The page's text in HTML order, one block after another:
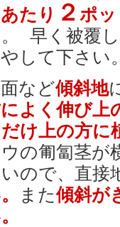
たり ２ ポ
早く被覆
して下さい
など傾斜地
よく伸び上
け上の方に
の匍匐茎が
いので、直接
また傾斜が